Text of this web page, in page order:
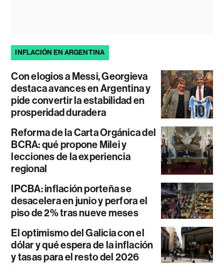
INFLACIÓN EN ARGENTINA
Con elogios a Messi, Georgieva
destaca avances en Argentina y
pide convertir la estabilidad en
prosperidad duradera
Reforma de la Carta Orgánica del
BCRA: qué propone Milei y
lecciones de la experiencia
regional
IPCBA: inflación porteña se
desacelera en junio y perfora el
piso de 2% tras nueve meses
El optimismo del Galicia con el
dólar y qué espera de la inflación
y tasas para el resto del 2026